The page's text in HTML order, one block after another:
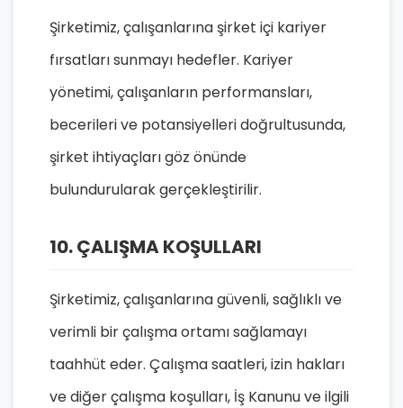
Şirketimiz, çalışanlarına şirket içi kariyer
fırsatları sunmayı hedefler. Kariyer
yönetimi, çalışanların performansları,
becerileri ve potansiyelleri doğrultusunda,
şirket ihtiyaçları göz önünde
bulundurularak gerçekleştirilir.
10. ÇALIŞMA KOŞULLARI
Şirketimiz, çalışanlarına güvenli, sağlıklı ve
verimli bir çalışma ortamı sağlamayı
taahhüt eder. Çalışma saatleri, izin hakları
ve diğer çalışma koşulları, İş Kanunu ve ilgili